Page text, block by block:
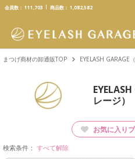
text.skipToContent
text.skipToNavigation
会員数： 111,703 商品数： 1,082,582
まつげ商材の卸通販TOP EYELASH GARAGE
レージ）
お気に入り
検索条件： すべて解除